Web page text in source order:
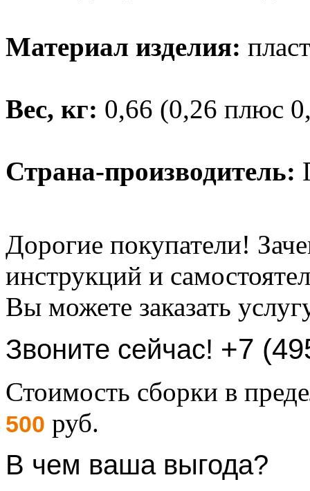
Материал изделия:
Вес, кг: 0,66 (0,26 плюс
Страна-производитель:
Дорогие покупатели!
инструкций и
Вы можете заказать
Звоните сейчас! +7
Стоимость сборки в
500 руб.
В чем ваша выгода?